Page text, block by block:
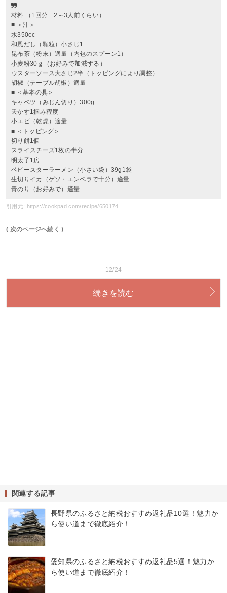
材料 （1回分 2～3人前くらい）
■ ＜汁＞
水350cc
和風だし（顆粒）小さじ1
昆布茶（粉末）適量（内包のスプーン1）
小麦粉30ｇ（お好みで加減する）
ウスターソース大さじ2半（トッピングにより調整）
胡椒（テーブル胡椒）適量
■ ＜基本の具＞
キャベツ（みじん切り）300g
天かす1掴み程度
小エビ（乾燥）適量
■ ＜トッピング＞
切り餅1個
スライスチーズ1枚の半分
明太子1房
ベビースターラーメン（小さい袋）39g1袋
生切りイカ（ゲソ・エンペラで十分）適量
青のり（お好みで）適量
引用元: https://cookpad.com/recipe/650174
( 次のページへ続く )
12/24
続きを読む
関連する記事
長野県のふるさと納税おすすめ返礼品10選！魅力か
ら使い道まで徹底紹介！
愛知県のふるさと納税おすすめ返礼品5選！魅力か
ら使い道まで徹底紹介！